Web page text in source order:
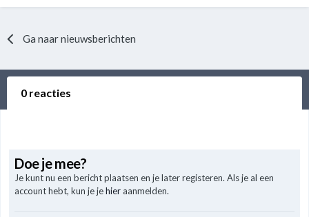
Ga naar nieuwsberichten
0 reacties
Doe je mee?
Je kunt nu een bericht plaatsen en je later registeren. Als je al een
account hebt, kun je jehier aanmelden.